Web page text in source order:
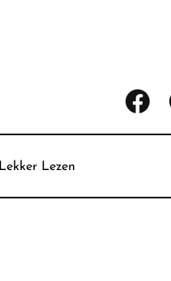
Lekker Lezen